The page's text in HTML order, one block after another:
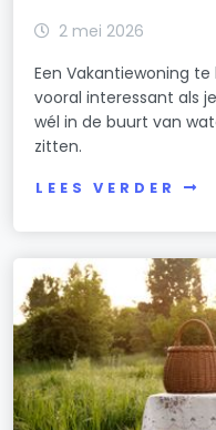
2 mei 2026
Een Vakantiewoning te
vooral interessant als
wél in de buurt van
zitten.
LEES VERDER